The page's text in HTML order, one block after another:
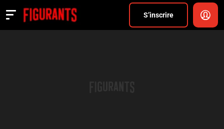
S’inscrire
Actualités